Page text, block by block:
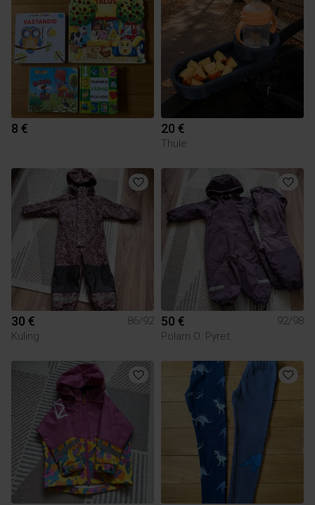
8 € 20 €
Thule
30 €
86/92
Kuling
50 €
92/98
Polarn O. Pyret